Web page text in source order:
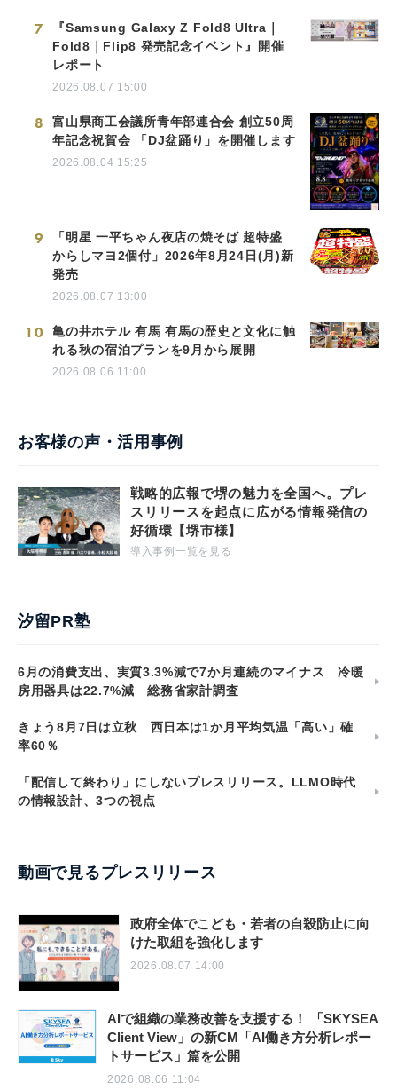
7
『Samsung Galaxy Z Fold8 Ultra｜
Fold8｜Flip8 発売記念イベント』開催
レポート
2026.08.07 15:00
8
富山県商工会議所青年部連合会 創立50周
年記念祝賀会 「DJ盆踊り」を開催します
2026.08.04 15:25
9
「明星 一平ちゃん夜店の焼そば 超特盛
からしマヨ2個付」2026年8月24日(月)新
発売
2026.08.07 13:00
10
亀の井ホテル 有馬 有馬の歴史と文化に触
れる秋の宿泊プランを9月から展開
2026.08.06 11:00
お客様の声・活用事例
戦略的広報で堺の魅力を全国へ。プレ
スリリースを起点に広がる情報発信の
好循環【堺市様】
導入事例一覧を見る
汐留PR塾
6月の消費支出、実質3.3%減で7か月連続のマイナス 冷暖
房用器具は22.7%減 総務省家計調査
きょう8月7日は立秋 西日本は1か月平均気温「高い」確
率60％
「配信して終わり」にしないプレスリリース。LLMO時代
の情報設計、3つの視点
動画で見るプレスリリース
政府全体でこども・若者の自殺防止に向
けた取組を強化します
2026.08.07 14:00
AIで組織の業務改善を支援する！ 「SKYSEA
Client View」の新CM「AI働き方分析レポー
トサービス」篇を公開
2026.08.06 11:04